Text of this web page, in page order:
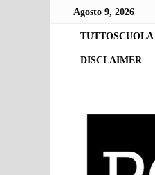
Agosto 9, 2026
TUTTOSCUOLA
DISCLAIMER